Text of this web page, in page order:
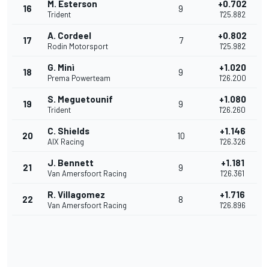
16 M. Esterson
Trident
9 +0.702
1'25.882
17 A. Cordeel
Rodin Motorsport
7 +0.802
1'25.982
18 G. Minì
Prema Powerteam
9 +1.020
1'26.200
19 S. Meguetounif
Trident
9 +1.080
1'26.260
20 C. Shields
AIX Racing
10 +1.146
1'26.326
21 J. Bennett
Van Amersfoort Racing
9 +1.181
1'26.361
22 R. Villagomez
Van Amersfoort Racing
8 +1.716
1'26.896